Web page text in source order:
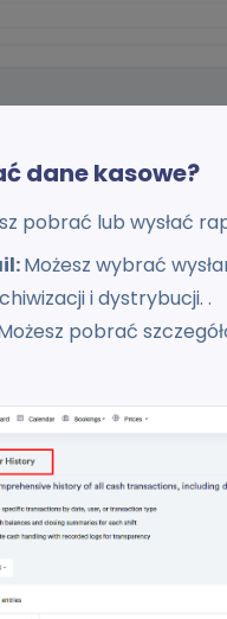
dane kasowe?
pobrać lub wysłać
Możesz wybrać
i dystrybucji. .
pobrać